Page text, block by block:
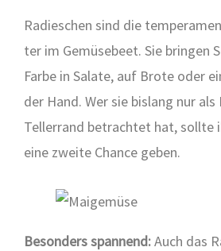
Radies­chen sind die
ter im Gemü­se­beet. Sie brin­gen
Far­be in Sala­te, auf Bro­te oder
der Hand. Wer sie bis­lang nur
Tel­ler­rand betrach­tet hat, soll­te
eine zwei­te Chan­ce geben.
Beson­ders span­nend:Auch das